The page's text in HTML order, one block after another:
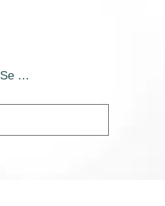
Se connecter